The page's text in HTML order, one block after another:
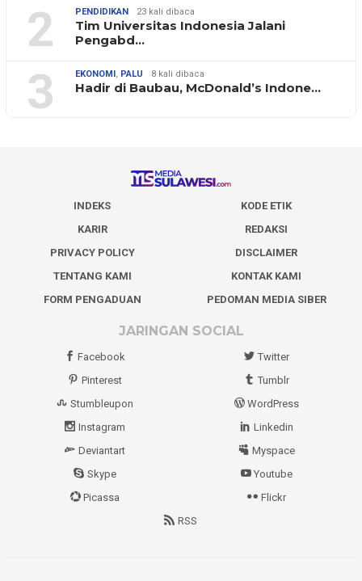
2 PENDIDIKAN 23 kali dibaca
Tim Universitas Indonesia Jalani
Pengabd…
3 EKONOMI , PALU 8 kali dibaca
Hadir di Baubau, McDonald’s Indone…
INDEKS
KODE ETIK
KARIR
REDAKSI
PRIVACY POLICY
DISCLAIMER
TENTANG KAMI
KONTAK KAMI
FORM PENGADUAN
PEDOMAN MEDIA SIBER
JARINGAN SOCIAL
Facebook
Twitter
Pinterest
Tumblr
Stumbleupon
WordPress
Instagram
Linkedin
Deviantart
Myspace
Skype
Youtube
Picassa
Flickr
RSS